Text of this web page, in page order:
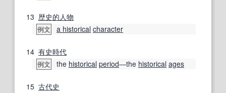
13 歴史的人物
例文 a historical character
14 有史時代
例文 the historical period―the historical ages
15 古代史